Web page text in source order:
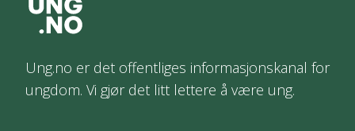
Ung.no er det offentliges informasjonskanal for
ungdom. Vi gjør det litt lettere å være ung.